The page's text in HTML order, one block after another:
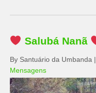
Salubá Nanã
By Santuário da Umbanda |
Mensagens